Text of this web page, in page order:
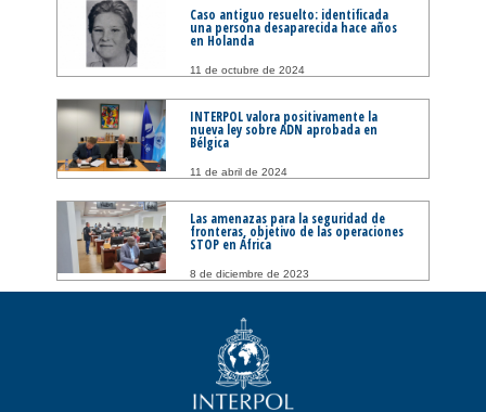
Caso antiguo resuelto: identificada
una persona desaparecida hace años
en Holanda
11 de octubre de 2024
INTERPOL valora positivamente la
nueva ley sobre ADN aprobada en
Bélgica
11 de abril de 2024
Las amenazas para la seguridad de
fronteras, objetivo de las operaciones
STOP en África
8 de diciembre de 2023